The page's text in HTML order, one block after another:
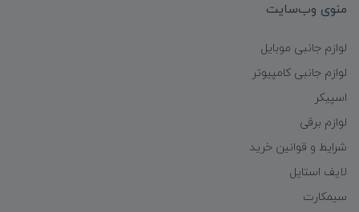
منوی وب‌سایت
لوازم جانبی موبایل
لوازم جانبی کامپیوتر
اسپیکر
لوازم برقی
شرایط و قوانین خرید
لایف استایل
سیمکارت